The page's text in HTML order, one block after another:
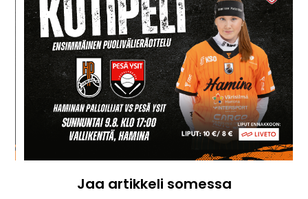
Jaa artikkeli somessa